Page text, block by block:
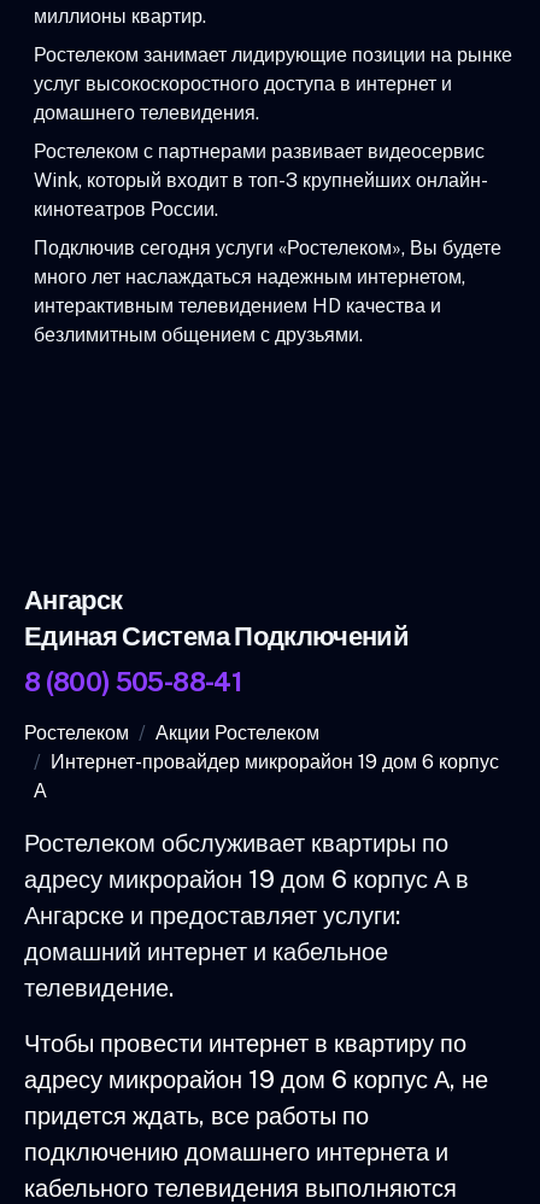
миллионы квартир.
Ростелеком занимает лидирующие позиции на рынке
услуг высокоскоростного доступа в интернет и
домашнего телевидения.
Ростелеком с партнерами развивает видеосервис
Wink, который входит в топ-3 крупнейших онлайн-
кинотеатров России.
Подключив сегодня услуги «Ростелеком», Вы будете
много лет наслаждаться надежным интернетом,
интерактивным телевидением HD качества и
безлимитным общением с друзьями.
Ангарск
Единая Система Подключений
8 (800) 505-88-41
Ростелеком
Акции Ростелеком
Интернет-провайдер микрорайон 19 дом 6 корпус
А
Ростелеком обслуживает квартиры по
адресу микрорайон 19 дом 6 корпус А в
Ангарске и предоставляет услуги:
домашний интернет и кабельное
телевидение.
Чтобы провести интернет в квартиру по
адресу микрорайон 19 дом 6 корпус А, не
придется ждать, все работы по
подключению домашнего интернета и
кабельного телевидения выполняются